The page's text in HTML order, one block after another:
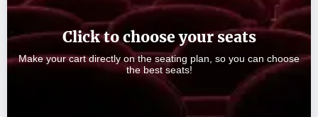
Click to choose your seats
Make your cart directly on the seating plan, so you can choose
the best seats!